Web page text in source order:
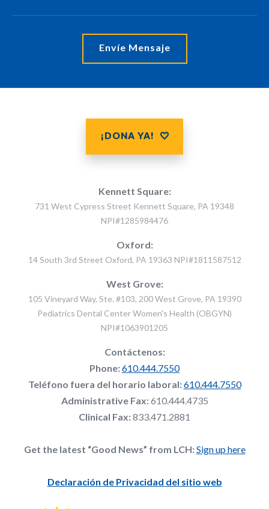
¡DONA YA!
Kennett Square:
731 West Cypress Street Kennett Square, PA 19348
NPI#1285984476
Oxford:
14 South 3rd Street Oxford, PA 19363 NPI#1811587512
West Grove:
105 Vineyard Way, Ste. #103, 200 West Grove, PA 19390
Pediatrics Dental Center Women's Health (OBGYN)
NPI#1063901205
Contáctenos:
Phone:610.444.7550
Teléfono fuera del horario laboral:610.444.7550
Administrative Fax:610.444.4735
Clinical Fax:833.471.2881
Get the latest “Good News” from LCH:Sign up here
Declaración de Privacidad del sitio web